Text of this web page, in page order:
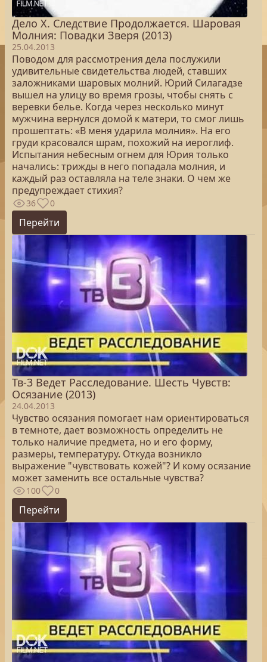
Дело Х. Следствие Продолжается. Шаровая
Молния: Повадки Зверя (2013)
25.04.2013
Поводом для рассмотрения дела послужили
удивительные свидетельства людей, ставших
заложниками шаровых молний. Юрий Силагадзе
вышел на улицу во время грозы, чтобы снять с
веревки белье. Когда через несколько минут
мужчина вернулся домой к матери, то смог лишь
прошептать: «В меня ударила молния». На его
груди красовался шрам, похожий на иероглиф.
Испытания небесным огнем для Юрия только
начались: трижды в него попадала молния, и
каждый раз оставляла на теле знаки. О чем же
предупреждает стихия?
36 0
Перейти
Тв-3 Ведет Расследование. Шесть Чувств:
Осязание (2013)
24.04.2013
Чувство осязания помогает нам ориентироваться
в темноте, дает возможность определить не
только наличие предмета, но и его форму,
размеры, температуру. Откуда возникло
выражение "чувствовать кожей"? И кому осязание
может заменить все остальные чувства?
100 0
Перейти